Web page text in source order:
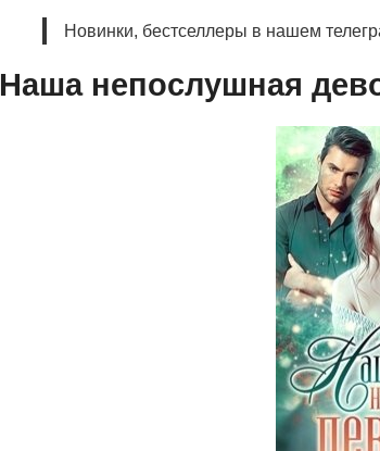
Новинки, бестселлеры в нашем
Наша непослушная